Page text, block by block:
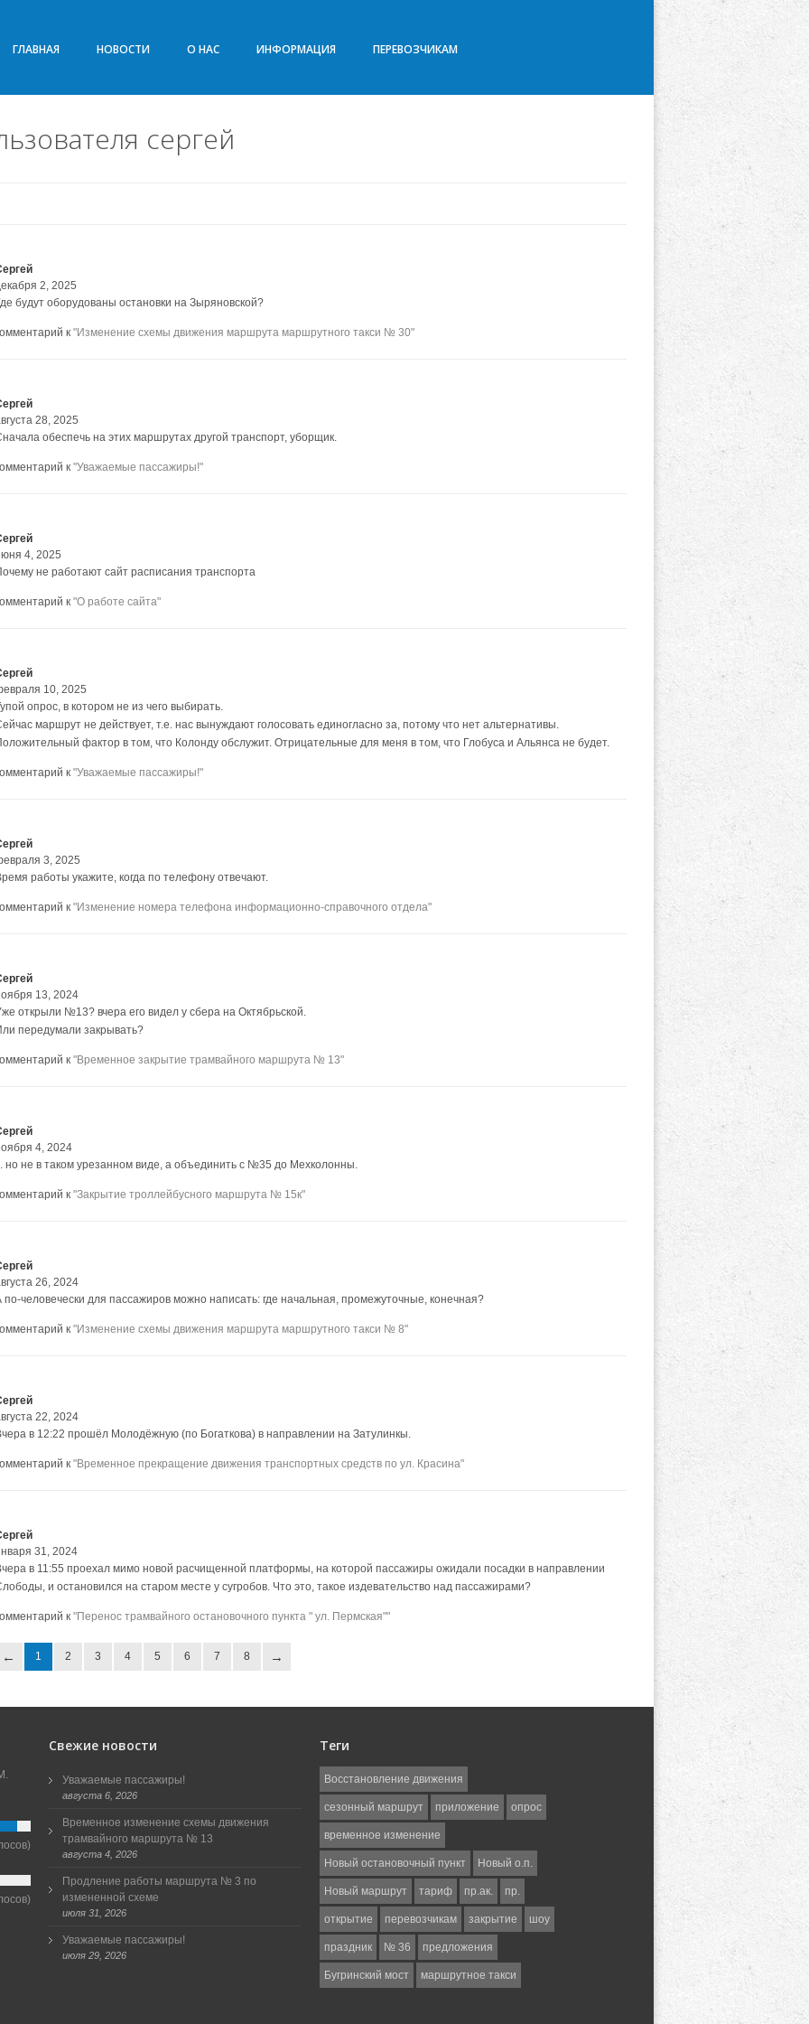
ГЛАВНАЯ НОВОСТИ О НАС ИНФОРМАЦИЯ ПЕРЕВОЗЧИКАМ
сергей
2, 2025
будут оборудованы остановки на Зыряновской?
к "Изменение схемы движения маршрута маршрутного такси № 30"
28, 2025
обеспечь на этих маршрутах другой транспорт, уборщик.
к "Уважаемые пассажиры!"
4, 2025
не работают сайт расписания транспорта
к "О работе сайта"
10, 2025
опрос, в котором не из чего выбирать.
маршрут не действует, т.е. нас вынуждают голосовать единогласно за, потому что нет альтернативы.
фактор в том, что Колонду обслужит. Отрицательные для меня в том, что Глобуса и Альянса не будет.
к "Уважаемые пассажиры!"
3, 2025
работы укажите, когда по телефону отвечают.
к "Изменение номера телефона информационно-справочного отдела"
13, 2024
открыли №13? вчера его видел у сбера на Октябрьской.
передумали закрывать?
к "Временное закрытие трамвайного маршрута № 13"
4, 2024
но не в таком урезанном виде, а объединить с №35 до Мехколонны.
к "Закрытие троллейбусного маршрута № 15к"
26, 2024
по-человечески для пассажиров можно написать: где начальная, промежуточные, конечная?
к "Изменение схемы движения маршрута маршрутного такси № 8"
22, 2024
в 12:22 прошёл Молодёжную (по Богаткова) в направлении на Затулинкы.
к "Временное прекращение движения транспортных средств по ул. Красина"
31, 2024
в 11:55 проехал мимо новой расчищенной платформы, на которой пассажиры ожидали посадки в направлении
и остановился на старом месте у сугробов. Что это, такое издевательство над пассажирами?
к "Перенос трамвайного остановочного пункта " ул. Пермская""
1 2 3 4 5 6 7 8
Свежие новости
Уважаемые пассажиры!
августа 6, 2026
Временное изменение схемы движения
трамвайного маршрута № 13
августа 4, 2026
Продление работы маршрута № 3 по
измененной схеме
июля 31, 2026
Уважаемые пассажиры!
июля 29, 2026
Теги
Восстановление движения
сезонный маршрут приложение опрос
временное изменение
Новый остановочный пункт Новый о.п.
Новый маршрут тариф пр.ак. пр.
открытие перевозчикам закрытие шоу
праздник № 36 предложения
Бугринский мост маршрутное такси